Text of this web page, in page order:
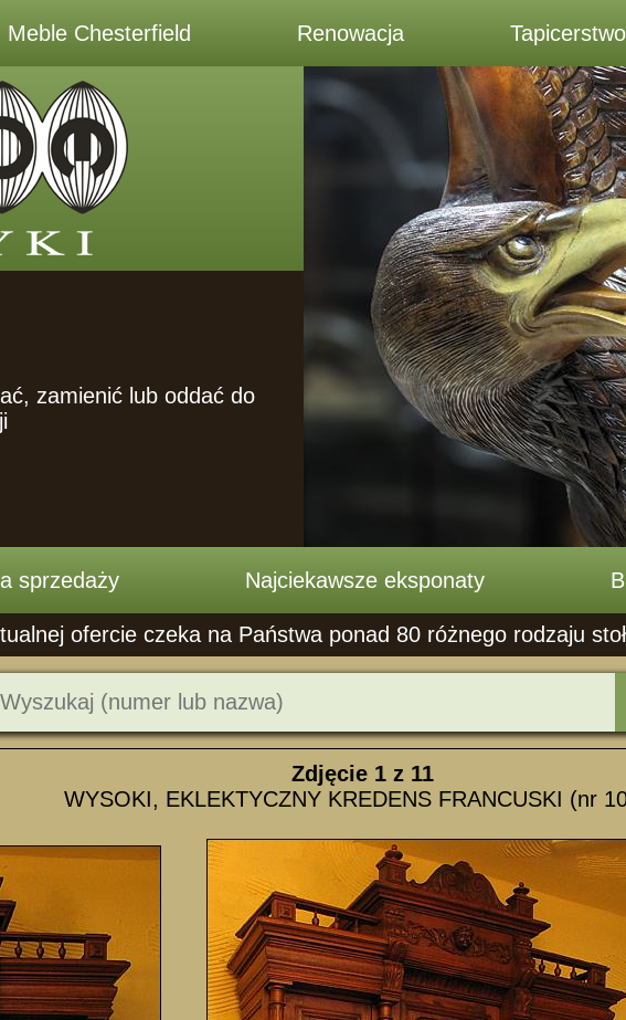
Meble Chesterfield Renowacja Tapicerstwo
zamienić lub oddać do
sprzedaży Najciekawsze eksponaty
ofercie czeka na Państwa ponad 80 różnego rodzaju
Zdjęcie 1z 11
WYSOKI, EKLEKTYCZNY KREDENS FRANCUSKI (nr